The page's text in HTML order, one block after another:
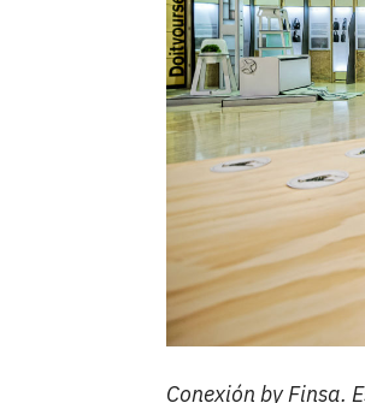
Conexión by Finsa.